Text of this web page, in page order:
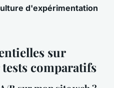
d'expérimentation
sur
comparatifs